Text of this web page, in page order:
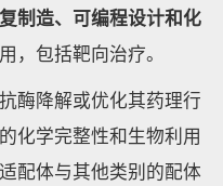
制造、可编程设计和化
，包括靶向治疗。
酶降解或优化其药理行
化学完整性和生物利用
配体与其他类别的配体